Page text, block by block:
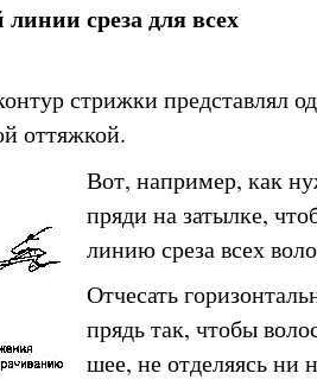
среза для всех
стрижки представлял
оттяжкой.
Вот, например, как
пряди на затылке,
линию среза всех
Отчесать
прядь так, чтобы
шее, не отделяясь ни